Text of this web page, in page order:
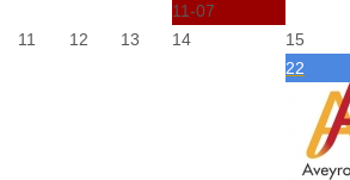
11-07
11 12 13 14 15
22